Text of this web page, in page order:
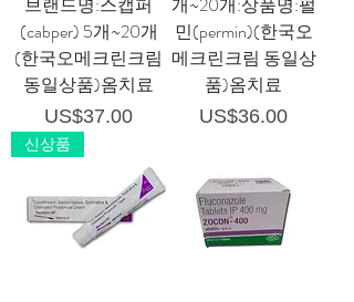
(cabper) 5개~20개
(한국오메크린크림
동일상품)옴치료
가격
US$37.00
민(permin)(한국오
메크린크림 동일상
품)옴치료
가격
US$36.00
신상품